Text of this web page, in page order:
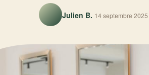
Julien B. 14 septembre